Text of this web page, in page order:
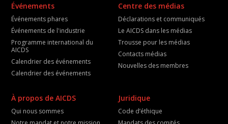
Événements
Événements phares
Événements de l'industrie
Programme international du
AICDS
Calendrier des événements
Calendrier des événements
Centre des médias
Déclarations et communiqués
Le AICDS dans les médias
Trousse pour les médias
Contacts médias
Nouvelles des membres
À propos de AICDS
Qui nous sommes
Juridique
Code d’éthique